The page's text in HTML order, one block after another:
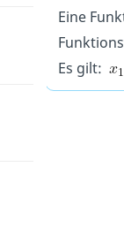
Eine
Es gilt: